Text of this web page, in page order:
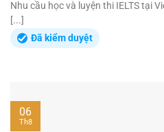
Nhu cầu học và luyện thi IELTS tại
[...]
Đã kiểm duyệt
06
Th8